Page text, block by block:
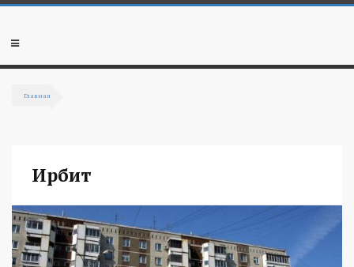
Перейти к основному содержанию
Мобильное
Главная
Ирбит